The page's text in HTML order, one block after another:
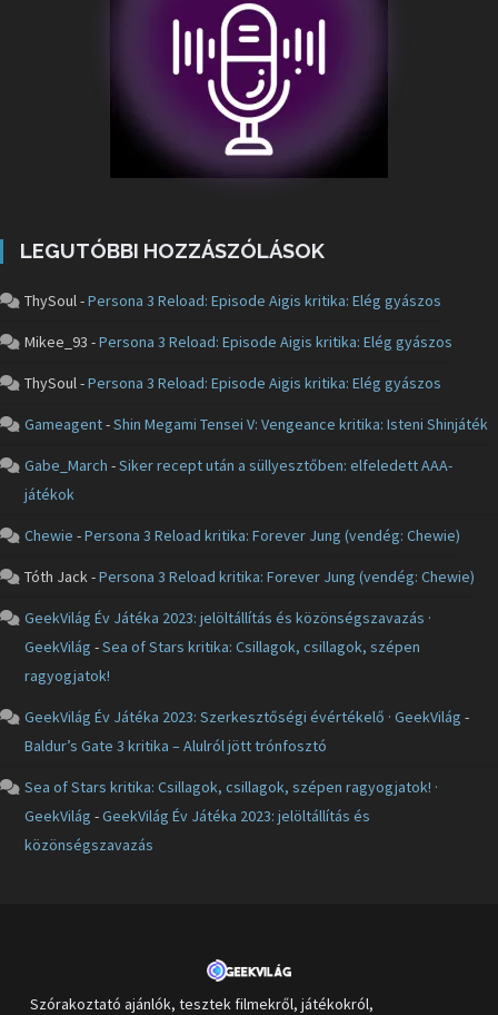
LEGUTÓBBI HOZZÁSZÓLÁSOK
ThySoul-Persona 3 Reload: Episode Aigis kritika: Elég gyászos
Mikee_93 -Persona 3 Reload: Episode Aigis kritika: Elég gyászos
ThySoul-Persona 3 Reload: Episode Aigis kritika: Elég gyászos
Gameagent-Shin Megami Tensei V: Vengeance kritika: Isteni Shinjáték
Gabe_March -Siker recept után a süllyesztőben: elfeledett AAA-
játékok
Chewie -Persona 3 Reload kritika: Forever Jung (vendég: Chewie)
Tóth Jack-Persona 3 Reload kritika: Forever Jung (vendég: Chewie)
GeekVilág Év Játéka 2023: jelöltállítás és közönségszavazás ·
GeekVilág -Sea of Stars kritika: Csillagok, csillagok, szépen
ragyogjatok!
GeekVilág Év Játéka 2023: Szerkesztőségi évértékelő · GeekVilág -
Baldur’s Gate 3 kritika – Alulról jött trónfosztó
Sea of Stars kritika: Csillagok, csillagok, szépen ragyogjatok! ·
GeekVilág -GeekVilág Év Játéka 2023: jelöltállítás és
közönségszavazás
Szórakoztató ajánlók, tesztek filmekről, játékokról,